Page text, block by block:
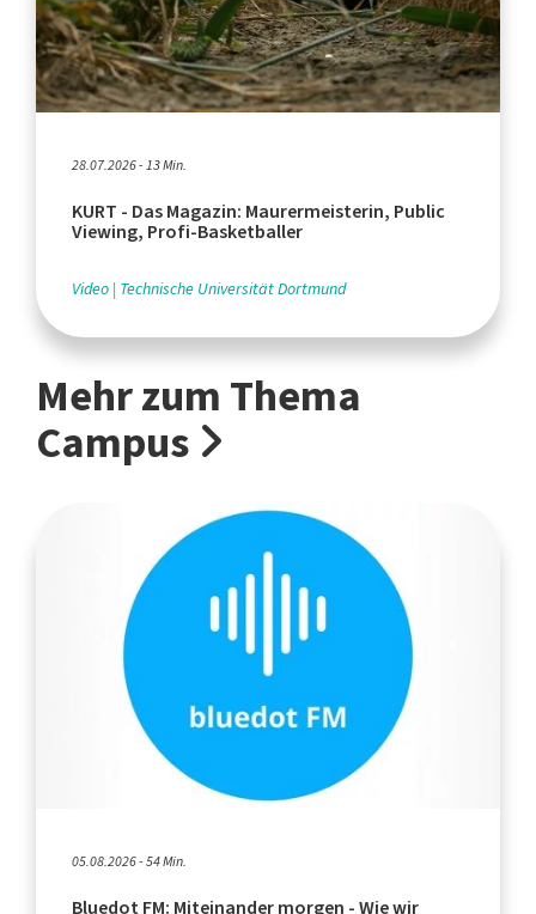
28.07.2026 - 13 Min.
KURT - Das Magazin: Maurermeisterin, Public
Viewing, Profi-Basketballer
Video Technische Universität Dortmund
Mehr zum Thema
Campus
05.08.2026 - 54 Min.
Bluedot FM: Miteinander morgen - Wie wir